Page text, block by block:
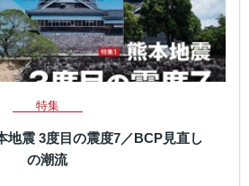
特集
震 3度目の震度7／BCP見直し
の潮流